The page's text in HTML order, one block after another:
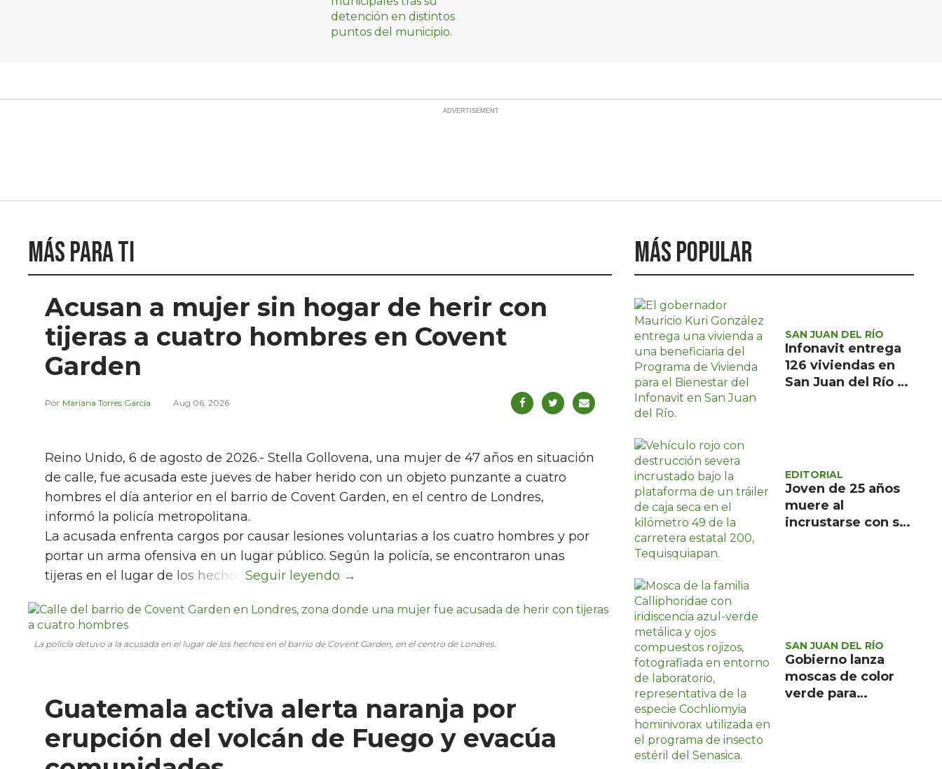
Más para ti
Acusan a mujer sin hogar de herir con
tijeras a cuatro hombres en Covent
Garden
Mariana Torres García Aug 06, 2026
La policía detuvo a la acusada en el lugar de los hechos en el barrio de Covent Garden, en el centro de Londres.
Reino Unido, 6 de agosto de 2026.- Stella Gollovena, una mujer de 47 años en situación
de calle, fue acusada este jueves de haber herido con un objeto punzante a cuatro
hombres el día anterior en el barrio de Covent Garden, en el centro de Londres,
informó la policía metropolitana.
La acusada enfrenta cargos por causar lesiones voluntarias a los cuatro hombres y por
portar un arma ofensiva en un lugar público. Según la policía, se encontraron unas
tijeras en el lugar de los hechos.
Más popular
SAN JUAN DEL RÍO
Infonavit entrega
126 viviendas en
San Juan del Río a
EDITORIAL
Joven de 25 años
muere al
incrustarse con su
SAN JUAN DEL RÍO
Gobierno lanza
moscas de color
verde para
Guatemala activa alerta naranja por
erupción del volcán de Fuego y evacúa